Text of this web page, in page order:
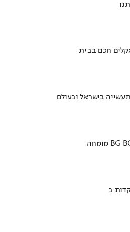
חכם בבית
בישראל ובעולם